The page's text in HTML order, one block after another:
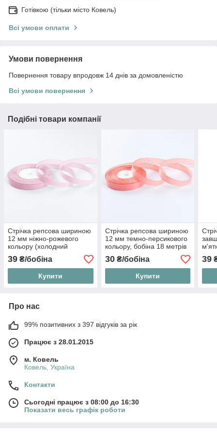
Готівкою (тільки місто Ковель)
Всі умови оплати
Умови повернення
Повернення товару впродовж 14 днів за домовленістю
Всі умови повернення
Подібні товари компанії
Стрічка репсова шириною
12 мм ніжно-рожевого
кольору (холодний
відтінок), бобіна 23 м
39 ₴/бобіна
Купити
Стрічка репсова шириною
12 мм темно-персикового
кольору, бобіна 18 метрів
30₴/бобіна
Купити
23 м
39
Про нас
99% позитивних з 397 відгуків за рік
Працює з 28.01.2015
м. Ковель
Ковель, Україна
Контакти
Сьогодні працює з 08:00 до 16:30
Показати весь графік роботи